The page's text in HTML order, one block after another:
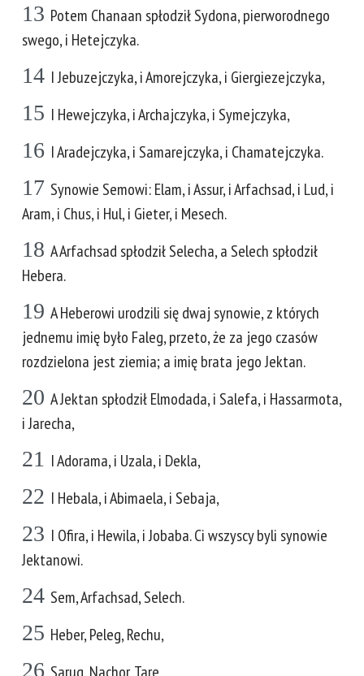
13 Potem Chanaan spłodził Sydona, pierworodnego
swego, i Hetejczyka.
14 I Jebuzejczyka, i Amorejczyka, i Giergiezejczyka,
15 I Hewejczyka, i Archajczyka, i Symejczyka,
16 I Aradejczyka, i Samarejczyka, i Chamatejczyka.
17 Synowie Semowi: Elam, i Assur, i Arfachsad, i Lud, i
Aram, i Chus, i Hul, i Gieter, i Mesech.
18 A Arfachsad spłodził Selecha, a Selech spłodził
Hebera.
19 A Heberowi urodzili się dwaj synowie, z których
jednemu imię było Faleg, przeto, że za jego czasów
rozdzielona jest ziemia; a imię brata jego Jektan.
20 A Jektan spłodził Elmodada, i Salefa, i Hassarmota,
i Jarecha,
21 I Adorama, i Uzala, i Dekla,
22 I Hebala, i Abimaela, i Sebaja,
23 I Ofira, i Hewila, i Jobaba. Ci wszyscy byli synowie
Jektanowi.
24 Sem, Arfachsad, Selech.
25 Heber, Peleg, Rechu,
26